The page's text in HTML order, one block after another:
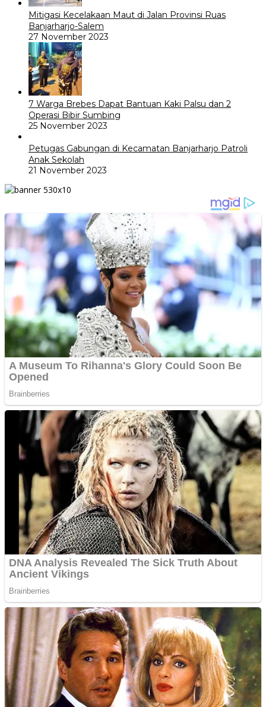
Mitigasi Kecelakaan Maut di Jalan Provinsi Ruas
Banjarharjo-Salem
27 November 2023
7 Warga Brebes Dapat Bantuan Kaki Palsu dan 2
Operasi Bibir Sumbing
25 November 2023
Petugas Gabungan di Kecamatan Banjarharjo Patroli
Anak Sekolah
21 November 2023